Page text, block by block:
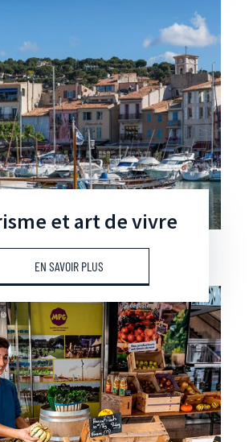
et art de vivre
EN SAVOIR PLUS